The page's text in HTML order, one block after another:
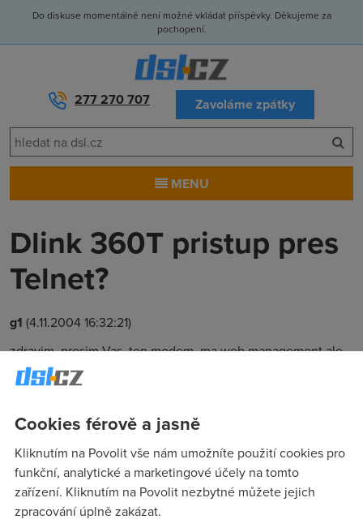
Do diskuse momentálně není možné vkládat příspěvky. Děkujeme za
pochopení.
277 270 707 Zavoláme zpátky
MENU
Dlink 360T pristup pres
Telnet?
g1 (4.11.2004 16:32:21)
zdravim, prosim Vas, ten modem, ma web management ale
da se k nemu pripojit i telnetem. nicmene se tam neda
prihlasit user/pass web rozhrani. Nevite nahodou jake by tam
Nargon(4.11.2004 18:28:31)
Melo by tam byt uplne stejny jako do web nastaveni.
Cookies férově a jasně
Kliknutím na Povolit vše nám umožníte použití cookies pro
funkční, analytické a marketingové účely na tomto
zařízení. Kliknutím na Povolit nezbytné můžete jejich
zpracování úplně zakázat.